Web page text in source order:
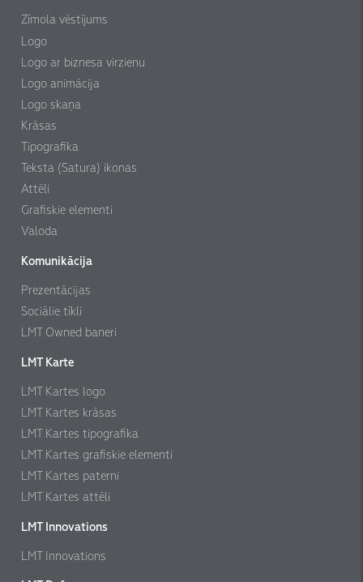
Zīmola vēstījums
Logo
Logo ar biznesa virzienu
Logo animācija
Logo skaņa
Krāsas
Tipografika
Teksta (Satura) ikonas
Attēli
Grafiskie elementi
Valoda
Komunikācija
Prezentācijas
Sociālie tīkli
LMT Owned baneri
LMT Karte
LMT Kartes logo
LMT Kartes krāsas
LMT Kartes tipografika
LMT Kartes grafiskie elementi
LMT Kartes paterni
LMT Kartes attēli
LMT Innovations
LMT Innovations